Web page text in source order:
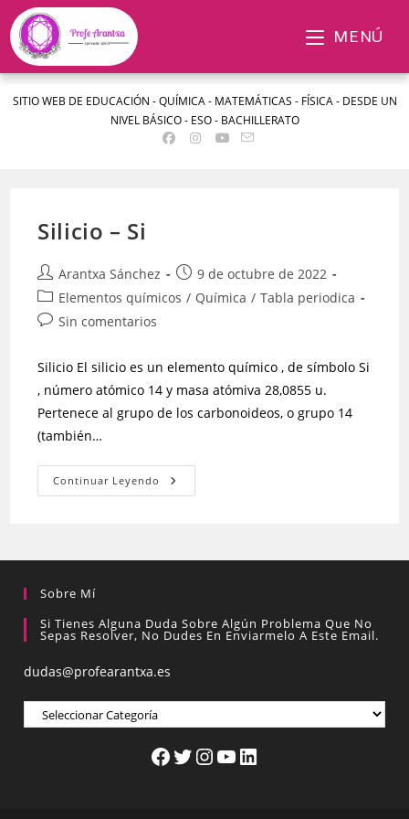
SITIO WEB DE EDUCACIÓN - QUÍMICA - MATEMÁTICAS - FÍSICA - DESDE UN
NIVEL BÁSICO - ESO - BACHILLERATO
MENÚ
Silicio – Si
Arantxa Sánchez
9 de octubre de 2022
Elementos químicos / Química / Tabla periodica
Sin comentarios
Silicio El silicio es un elemento químico , de símbolo Si
, número atómico 14 y masa atómiva 28,0855 u.
Pertenece al grupo de los carbonoideos, o grupo 14
(también…
Continuar Leyendo
Sobre Mí
Si Tienes Alguna Duda Sobre Algún Problema Que No
Sepas Resolver, No Dudes En Enviarmelo A Este Email.
dudas@profearantxa.es